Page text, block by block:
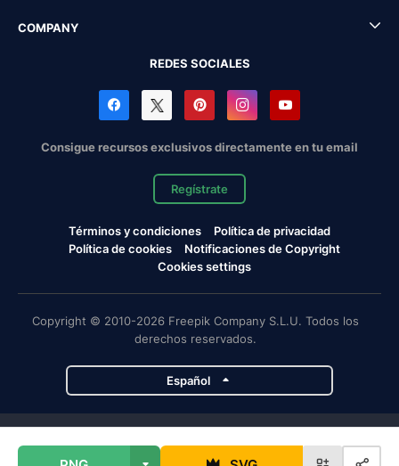
COMPANY
REDES SOCIALES
Consigue recursos exclusivos directamente en tu email
Regístrate
Términos y condiciones
Política de privacidad
Política de cookies
Notificaciones de Copyright
Cookies settings
Copyright © 2010-2026 Freepik Company S.L.U. Todos los
derechos reservados.
Español